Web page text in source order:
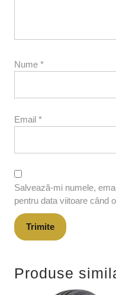
Nume *
Email *
Salvează-mi numele,
pentru data viitoare când
Produse